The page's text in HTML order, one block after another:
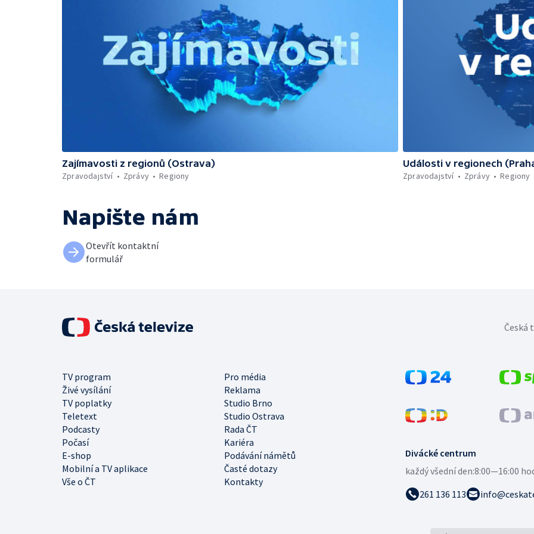
Zajímavosti z regionů (Ostrava)
Zpravodajství
Zprávy Regiony
Události v regionech
Zpravodajství
Zprávy Regiony
Napište nám
Otevřít kontaktní
formulář
Divácké centrum
každý všední den:8:00—16:00
261 136 113
TV program
Pro média
Živé vysílání
Reklama
TV poplatky
Studio Brno
Teletext
Studio Ostrava
Podcasty
Rada ČT
Počasí
Kariéra
E-shop
Podávání námětů
Mobilní a TV aplikace
Časté dotazy
Vše o ČT
Kontakty
Česká